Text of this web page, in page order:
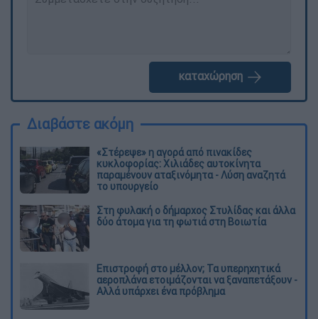
καταχώρηση
Διαβάστε ακόμη
«Στέρεψε» η αγορά από πινακίδες
κυκλοφορίας: Χιλιάδες αυτοκίνητα
παραμένουν αταξινόμητα - Λύση αναζητά
το υπουργείο
Στη φυλακή ο δήμαρχος Στυλίδας και άλλα
δύο άτομα για τη φωτιά στη Βοιωτία
Επιστροφή στο μέλλον; Τα υπερηχητικά
αεροπλάνα ετοιμάζονται να ξαναπετάξουν -
Αλλά υπάρχει ένα πρόβλημα